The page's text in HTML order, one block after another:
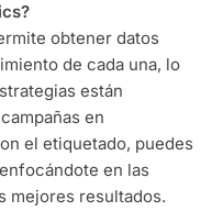
obtener datos
de cada una, lo
están
en
el etiquetado, puedes
en las
mejores resultados.